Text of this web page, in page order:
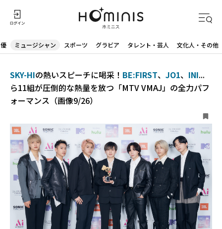
ミュージシャン スポーツ グラビア タレント・芸人 文化人・その他
SKY-HIの熱いスピーチに喝采！ BE:FIRST、 JO1、 INI...
ら11組が圧倒的な熱量を放つ「MTV VMAJ」の全力パフ
ォーマンス（画像9/26）